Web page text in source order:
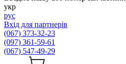
укр
рус
Вхід для партнерів
(067) 373-32-23
(097) 361-59-61
(067) 547-49-29